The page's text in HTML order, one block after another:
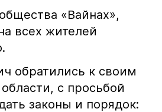
«Вайнах»,
всех жителей
обратились к своим
с просьбой
законы и порядок: